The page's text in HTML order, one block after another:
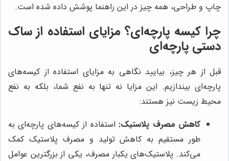
چاپ و طراحی، همه چیز در این راهنما پوشش داده شده است.
چرا کیسه پارچه‌ای؟ مزایای استفاده از ساک
دستی پارچه‌ای
قبل از هر چیز، بیایید نگاهی به مزایای استفاده از کیسه‌های
پارچه‌ای بیندازیم. این مزایا نه تنها به نفع شما، بلکه به نفع
محیط زیست نیز هستند:
کاهش مصرف پلاستیک: استفاده از کیسه‌های پارچه‌ای به
طور مستقیم به کاهش تولید و مصرف پلاستیک کمک
می‌کند. پلاستیک‌های یکبار مصرف، یکی از بزرگترین عوامل